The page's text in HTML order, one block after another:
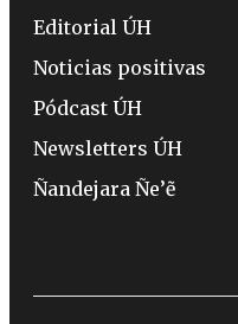
Editorial ÚH
Noticias positivas
Pódcast ÚH
Newsletters ÚH
Ñandejara Ñe’ẽ